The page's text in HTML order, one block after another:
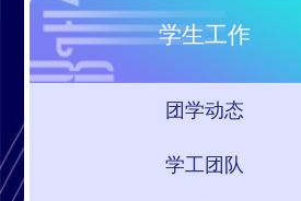
学生工作
团学动态
学工团队